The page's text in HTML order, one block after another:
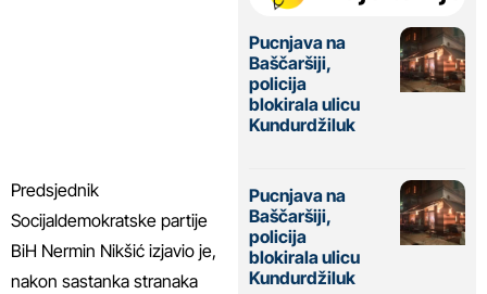
Predsjednik
Socijaldemokratske partije
BiH Nermin Nikšić izjavio je,
nakon sastanka stranaka
Pucnjava na
Baščaršiji,
policija
blokirala ulicu
Kundurdžiluk
Pucnjava na
Baščaršiji,
policija
blokirala ulicu
Kundurdžiluk